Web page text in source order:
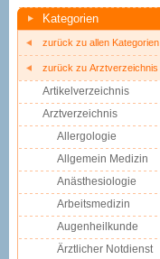
Kategorien
zurück zu allen Kategorien
zurück zu Arztverzeichnis
Artikelverzeichnis
Arztverzeichnis
Allergologie
Allgemein Medizin
Anästhesiologie
Arbeitsmedizin
Augenheilkunde
Ärztlicher Notdienst